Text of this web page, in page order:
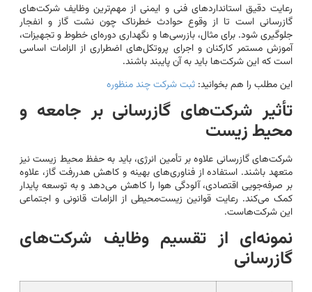
رعایت دقیق استانداردهای فنی و ایمنی از مهم‌ترین وظایف شرکت‌های
گازرسانی است تا از وقوع حوادث خطرناک چون نشت گاز و انفجار
جلوگیری شود. برای مثال، بازرسی‌ها و نگهداری دوره‌ای خطوط و تجهیزات،
آموزش مستمر کارکنان و اجرای پروتکل‌های اضطراری از الزامات اساسی
است که این شرکت‌ها باید به آن پایبند باشند.
این مطلب را هم بخوانید: ثبت شرکت چند منظوره
تأثیر شرکت‌های گازرسانی بر جامعه و
محیط زیست
شرکت‌های گازرسانی علاوه بر تأمین انرژی، باید به حفظ محیط زیست نیز
متعهد باشند. استفاده از فناوری‌های بهینه و کاهش هدررفت گاز، علاوه
بر صرفه‌جویی اقتصادی، آلودگی هوا را کاهش می‌دهد و به توسعه پایدار
کمک می‌کند. رعایت قوانین زیست‌محیطی از الزامات قانونی و اجتماعی
این شرکت‌هاست.
نمونه‌ای از تقسیم وظایف شرکت‌های
گازرسانی